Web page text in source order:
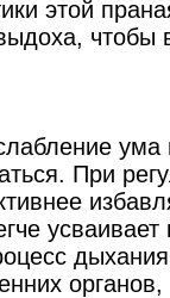
этой
ума
При